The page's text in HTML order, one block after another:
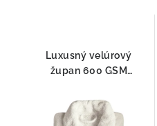
Luxusný velúrový
župan 600 GSM
Natural– 100 % česaná
bavlna